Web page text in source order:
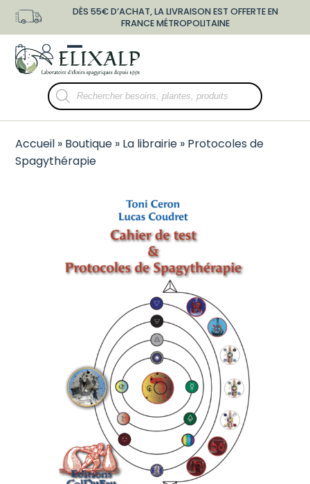
Skip
content
DÈS 55€ D’ACHAT, LA LIVRAISON EST OFFERTE EN
FRANCE MÉTROPOLITAINE
shopping-
bag
user-
o
Open
mobile
menu
Close
mobile
menu
Recherche
de
produits
Accueil » Boutique » La librairie » Protocoles de
Spagythérapie